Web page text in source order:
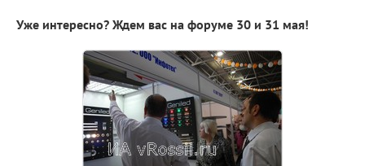
Уже интересно? Ждем вас на форуме 30 и 31 мая!